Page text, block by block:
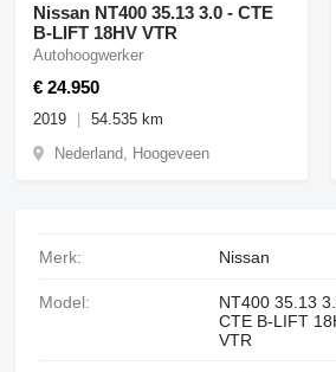
Nissan NT400 35.13 3.0 - CTE
B-LIFT 18HV VTR
€ 24.950
Autohoogwerker
2019
54.535 km
Nederland, Hoogeveen
Merk: Nissan
Model:
NT400 35.13
CTE B-LIFT
VTR